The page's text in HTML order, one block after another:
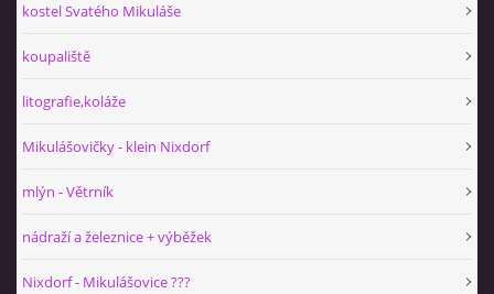
kostel Svatého Mikuláše
koupaliště
litografie,koláže
Mikulášovičky - klein Nixdorf
mlýn - Větrník
nádraží a železnice + výběžek
Nixdorf - Mikulášovice ???